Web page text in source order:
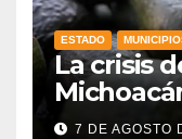
ESTADO
La crisis
7 DE AGOSTO